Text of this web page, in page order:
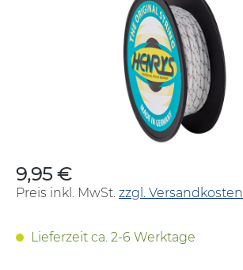
Regulärer Preis:
9,95 €
Preis inkl. MwSt. zzgl. Versandkosten
Lieferzeit ca. 2-6 Werktage